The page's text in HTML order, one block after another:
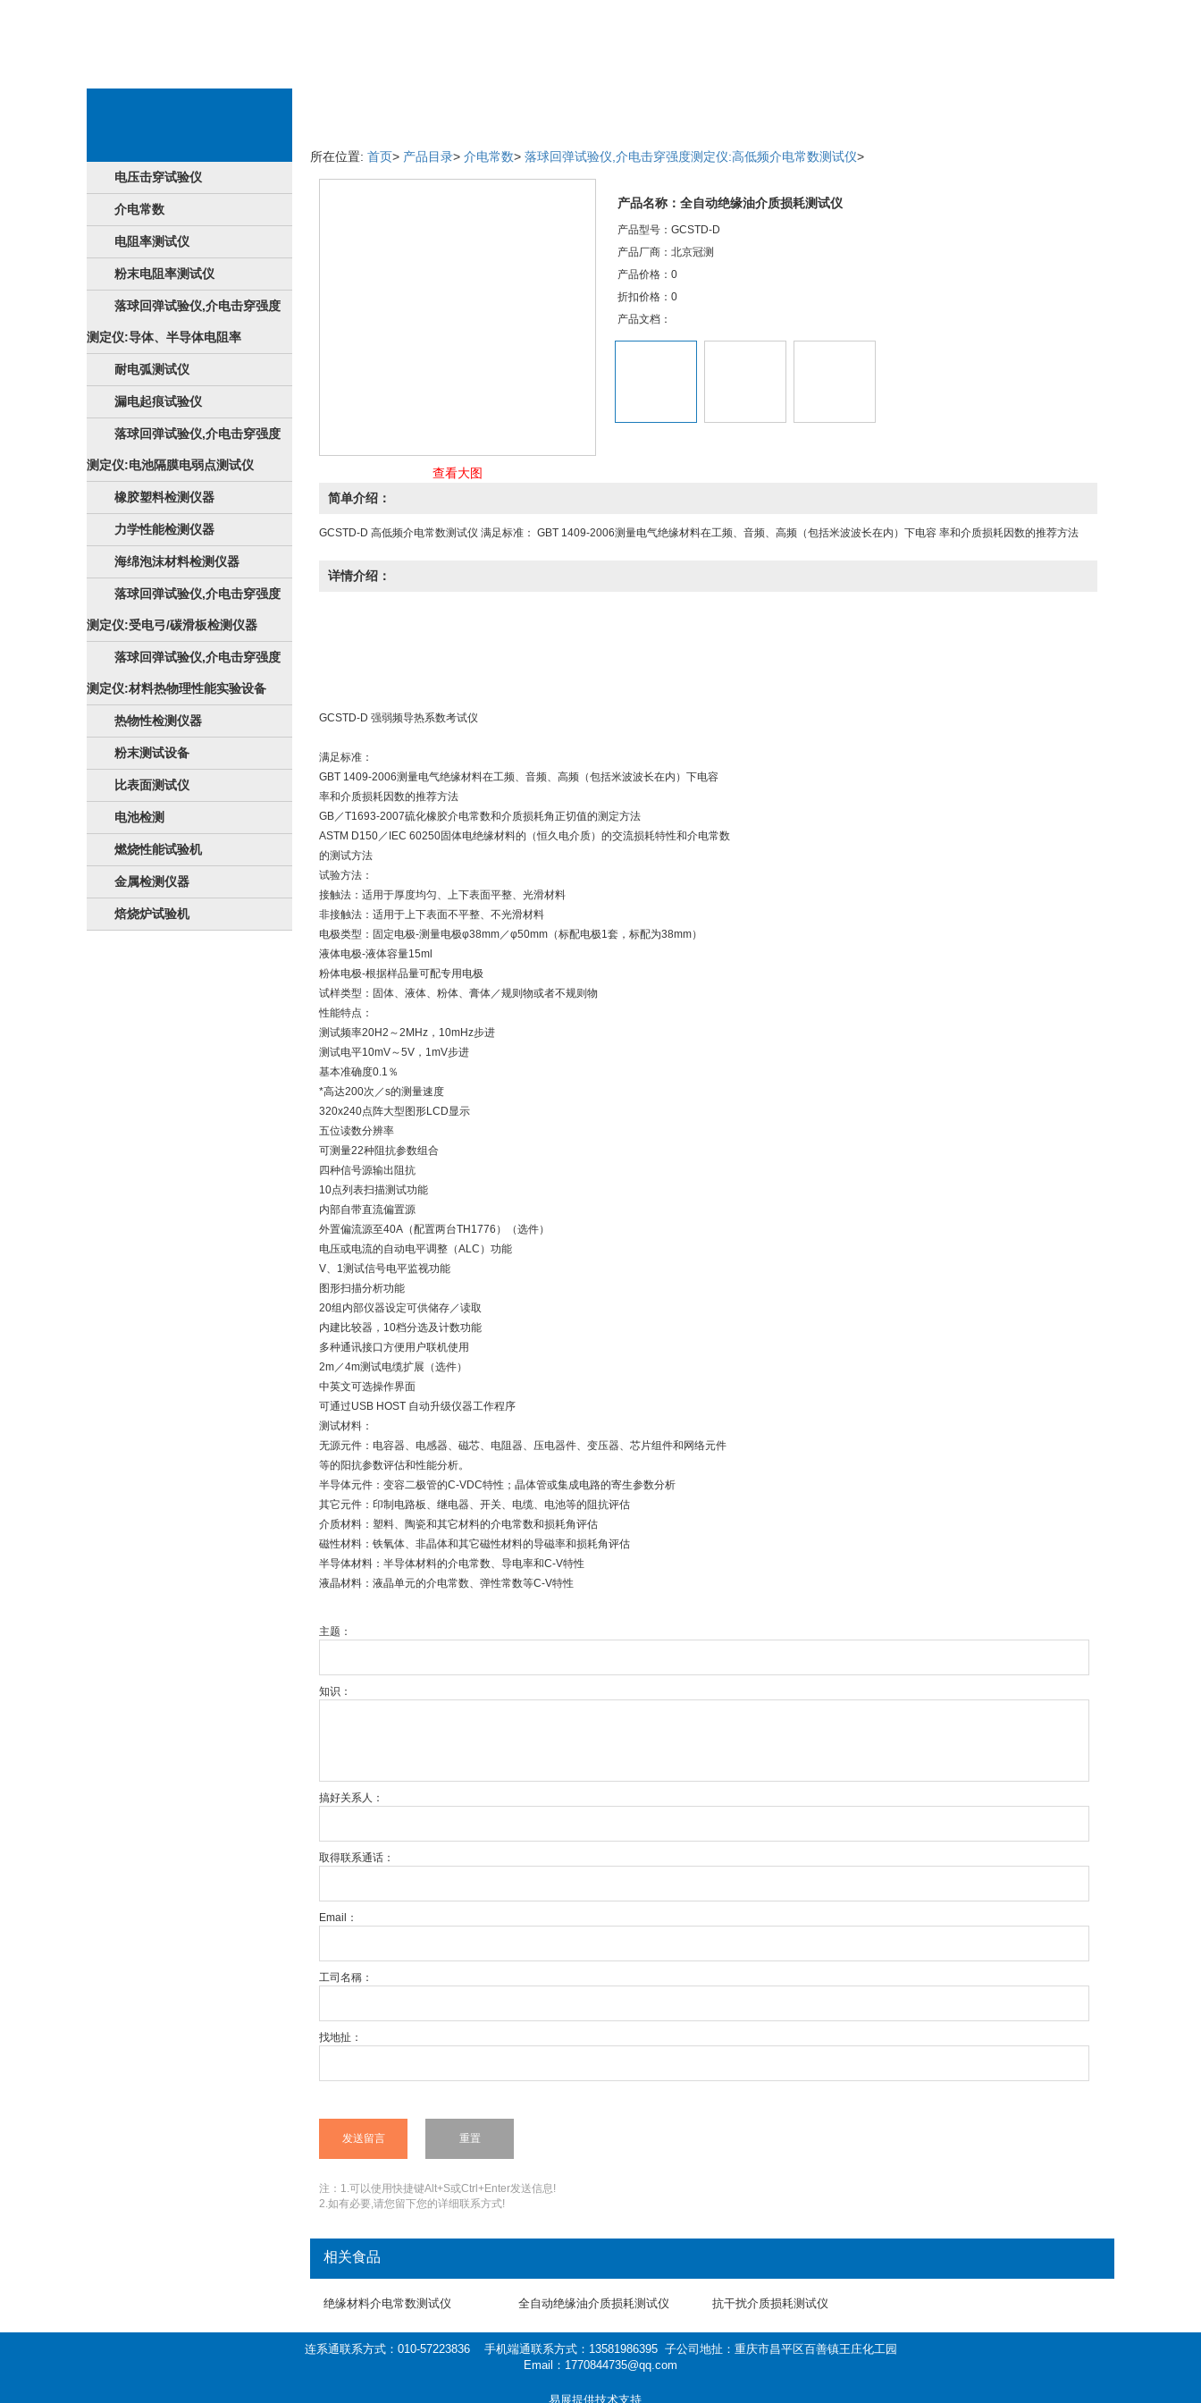
电压击穿试验仪
介电常数
电阻率测试仪
粉末电阻率测试仪
落球回弹试验仪,介电击穿强度
测定仪:导体、半导体电阻率
耐电弧测试仪
漏电起痕试验仪
落球回弹试验仪,介电击穿强度
测定仪:电池隔膜电弱点测试仪
橡胶塑料检测仪器
力学性能检测仪器
海绵泡沫材料检测仪器
落球回弹试验仪,介电击穿强度
测定仪:受电弓/碳滑板检测仪器
落球回弹试验仪,介电击穿强度
测定仪:材料热物理性能实验设备
热物性检测仪器
粉末测试设备
比表面测试仪
电池检测
燃烧性能试验机
金属检测仪器
焙烧炉试验机
所在位置: 首页> 产品目录> 介电常数> 落球回弹试验仪,介电击穿强度测定仪:高低频介电常数测试仪>
查看大图
产品名称：全自动绝缘油介质损耗测试仪
产品型号：GCSTD-D
产品厂商：北京冠测
产品价格：0
折扣价格：0
产品文档：
简单介绍：
GCSTD-D 高低频介电常数测试仪 满足标准： GBT 1409-2006测量电气绝缘材料在工频、音频、高频（包括米波波长在内）下电容 率和介质损耗因数的推荐方法
详情介绍：
GCSTD-D 强弱频导热系数考试仪
满足标准：
GBT 1409-2006测量电气绝缘材料在工频、音频、高频（包括米波波长在内）下电容
率和介质损耗因数的推荐方法
GB／T1693-2007硫化橡胶介电常数和介质损耗角正切值的测定方法
ASTM D150／IEC 60250固体电绝缘材料的（恒久电介质）的交流损耗特性和介电常数
的测试方法
试验方法：
接触法：适用于厚度均匀、上下表面平整、光滑材料
非接触法：适用于上下表面不平整、不光滑材料
电极类型：固定电极-测量电极φ38mm／φ50mm（标配电极1套，标配为38mm）
液体电极-液体容量15ml
粉体电极-根据样品量可配专用电极
试样类型：固体、液体、粉体、膏体／规则物或者不规则物
性能特点：
测试频率20H2～2MHz，10mHz步进
测试电平10mV～5V，1mV步进
基本准确度0.1％
*高达200次／s的测量速度
320x240点阵大型图形LCD显示
五位读数分辨率
可测量22种阻抗参数组合
四种信号源输出阻抗
10点列表扫描测试功能
内部自带直流偏置源
外置偏流源至40A（配置两台TH1776）（选件）
电压或电流的自动电平调整（ALC）功能
V、1测试信号电平监视功能
图形扫描分析功能
20组内部仪器设定可供储存／读取
内建比较器，10档分选及计数功能
多种通讯接口方便用户联机使用
2m／4m测试电缆扩展（选件）
中英文可选操作界面
可通过USB HOST 自动升级仪器工作程序
测试材料：
无源元件：电容器、电感器、磁芯、电阻器、压电器件、变压器、芯片组件和网络元件
等的阳抗参数评估和性能分析。
半导体元件：变容二极管的C-VDC特性；晶体管或集成电路的寄生参数分析
其它元件：印制电路板、继电器、开关、电缆、电池等的阻抗评估
介质材料：塑料、陶瓷和其它材料的介电常数和损耗角评估
磁性材料：铁氧体、非晶体和其它磁性材料的导磁率和损耗角评估
半导体材料：半导体材料的介电常数、导电率和C-V特性
液晶材料：液晶单元的介电常数、弹性常数等C-V特性
主题：
知识：
搞好关系人：
取得联系通话：
Email：
工司名稱：
找地扯：
注：1.可以使用快捷键Alt+S或Ctrl+Enter发送信息!
2.如有必要,请您留下您的详细联系方式!
相关食品
绝缘材料介电常数测试仪 全自动绝缘油介质损耗测试仪 抗干扰介质损耗测试仪
连系通联系方式：010-57223836 手机端通联系方式：13581986395 子公司地扯：重庆市昌平区百善镇王庄化工园
Email：1770844735@qq.com
易展提供技术支持